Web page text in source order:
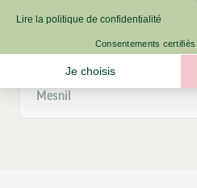
Lire la politique de confidentialité
Consentements certifiés
Je choisis
Axeptio consent
Plateforme de Gestion du
commande ?
Quel est le prix d’un plateau
Mesnil